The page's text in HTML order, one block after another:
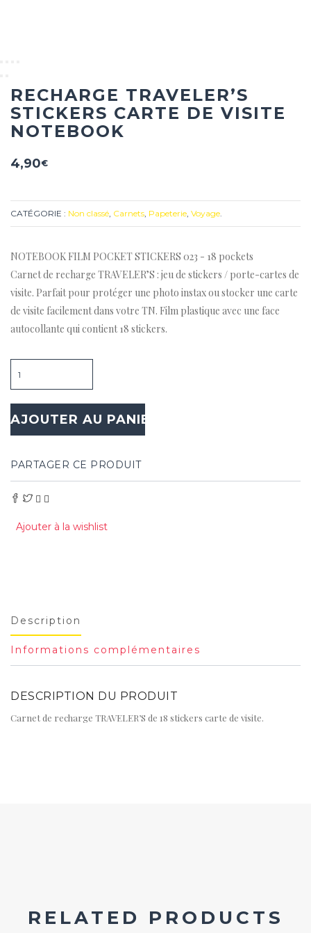
RECHARGE TRAVELER’S
STICKERS CARTE DE VISITE
NOTEBOOK
4,90€
CATÉGORIE : Non classé, Carnets, Papeterie, Voyage.
NOTEBOOK FILM POCKET STICKERS 023 - 18 pockets
Carnet de recharge TRAVELER’S : jeu de stickers / porte-cartes de
visite. Parfait pour protéger une photo instax ou stocker une carte
de visite facilement dans votre TN. Film plastique avec une face
autocollante qui contient 18 stickers.
AJOUTER AU PANIER
PARTAGER CE PRODUIT
Ajouter à la wishlist
Description
Informations complémentaires
DESCRIPTION DU PRODUIT
Carnet de recharge TRAVELER’S de 18 stickers carte de visite.
RELATED PRODUCTS